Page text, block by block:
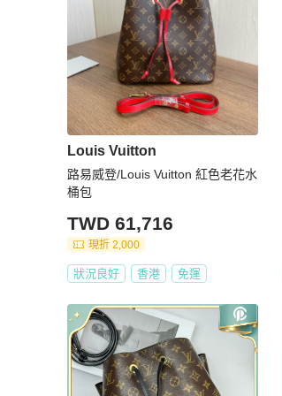
Louis Vuitton
路易威登/Louis Vuitton 紅色老花水
桶包
TWD 61,716
現折 2,000
狀況良好 香港 免運